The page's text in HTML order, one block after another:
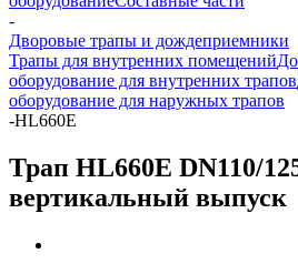
-
Дворовые трапы и дождеприемники
Трапы для внутренних помещений
оборудование для внутренних трапов
оборудование для наружных трапов
-HL660E
Трап HL660E DN110/
вертикальный выпуск